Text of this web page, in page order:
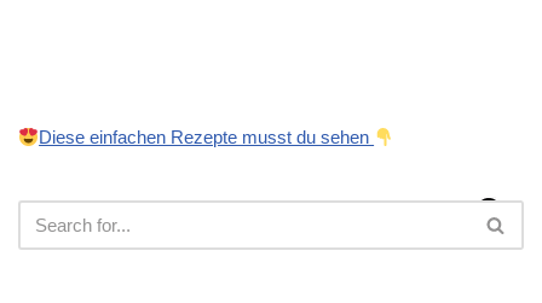
Diese einfachen Rezepte musst du sehen